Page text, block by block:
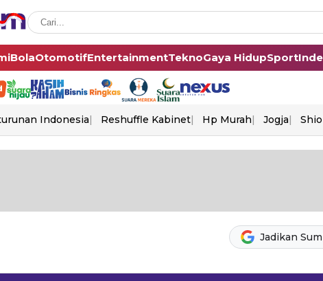
BolaOtomotifEntertainmentTeknoGaya HidupSport
Indonesia Reshuffle Kabinet Hp Murah Jogja Shio
Jadikan